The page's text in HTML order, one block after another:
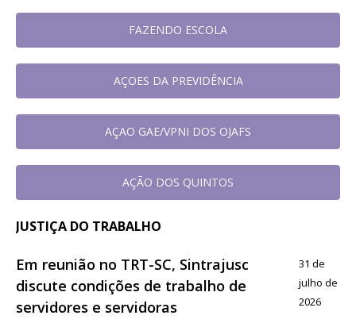
FAZENDO ESCOLA
AÇOES DA PREVIDÊNCIA
AÇAO GAE/VPNI DOS OJAFS
AÇÃO DOS QUINTOS
JUSTIÇA DO TRABALHO
Em reunião no TRT-SC, Sintrajusc
discute condições de trabalho de
servidores e servidoras
31 de
julho de
2026